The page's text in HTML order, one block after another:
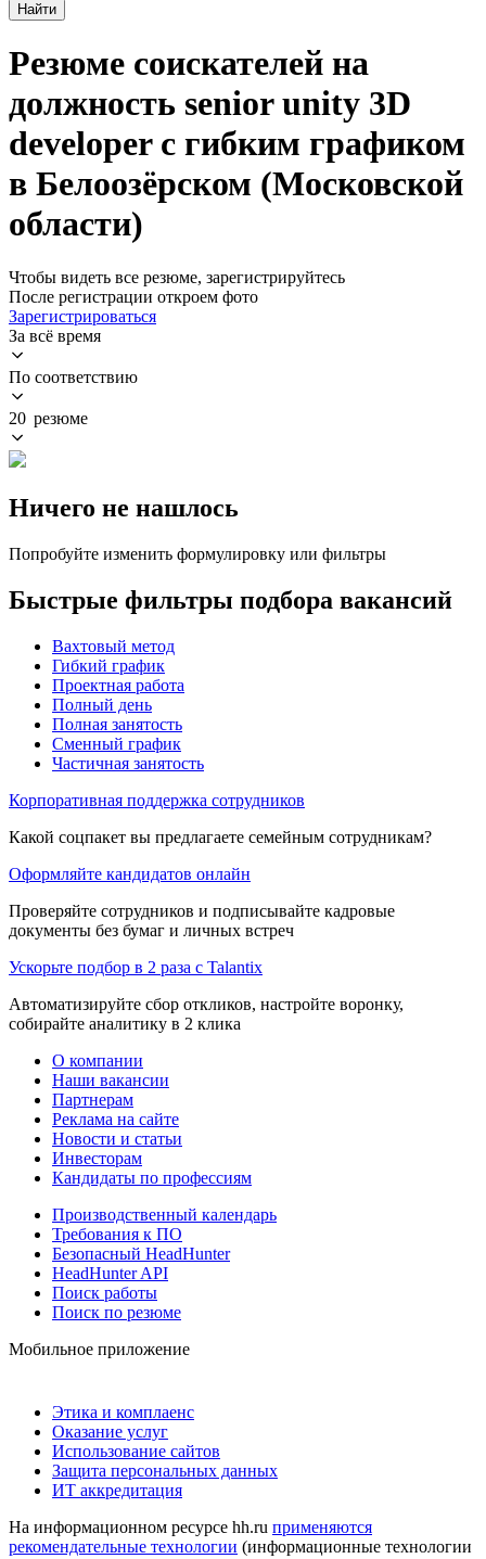
Найти
Резюме соискателей на
должность senior unity 3D
developer с гибким графиком
в Белоозёрском (Московской
области)
Чтобы видеть все резюме, зарегистрируйтесь
После регистрации откроем фото
Зарегистрироваться
За всё время
По соответствию
20 резюме
Ничего не нашлось
Попробуйте изменить формулировку или фильтры
Быстрые фильтры подбора вакансий
Вахтовый метод
Гибкий график
Проектная работа
Полный день
Полная занятость
Сменный график
Частичная занятость
Корпоративная поддержка сотрудников
Какой соцпакет вы предлагаете семейным сотрудникам?
Оформляйте кандидатов онлайн
Проверяйте сотрудников и подписывайте кадровые
документы без бумаг и личных встреч
Ускорьте подбор в 2 раза с Talantix
Автоматизируйте сбор откликов, настройте воронку,
собирайте аналитику в 2 клика
О компании
Наши вакансии
Партнерам
Реклама на сайте
Новости и статьи
Инвесторам
Кандидаты по профессиям
Производственный календарь
Требования к ПО
Безопасный HeadHunter
HeadHunter API
Поиск работы
Поиск по резюме
Мобильное приложение
Этика и комплаенс
Оказание услуг
Использование сайтов
Защита персональных данных
ИТ аккредитация
На информационном ресурсе hh.ru применяются
рекомендательные технологии (информационные технологии